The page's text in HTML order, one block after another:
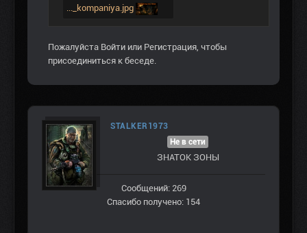
..._kompaniya.jpg
Пожалуйста Войти или Регистрация, чтобы
присоединиться к беседе.
STALKER1973
Не в сети
ЗНАТОК ЗОНЫ
Сообщений: 269
Спасибо получено: 154